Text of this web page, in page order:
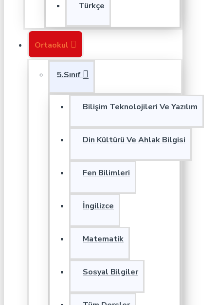
Türkçe
Ortaokul
5.Sınıf
Bilişim Teknolojileri Ve Yazılım
Din Kültürü Ve Ahlak Bilgisi
Fen Bilimleri
İngilizce
Matematik
Sosyal Bilgiler